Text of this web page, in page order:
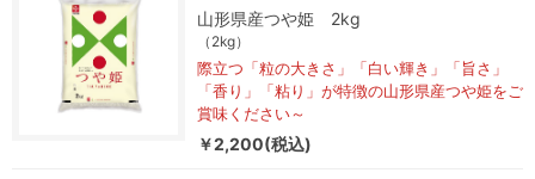
山形県産つや姫 2kg
（2kg）
際立つ「粒の大きさ」「白い輝き」「旨さ」
「香り」「粘り」が特徴の山形県産つや姫をご
賞味ください～
￥2,200(税込)